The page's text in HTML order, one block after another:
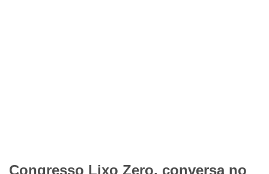
Congresso Lixo Zero, conversa no